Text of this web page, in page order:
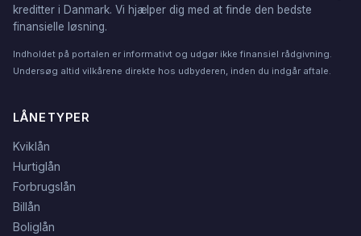
kreditter i Danmark. Vi hjælper dig med at finde den bedste
finansielle løsning.
Indholdet på portalen er informativt og udgør ikke finansiel rådgivning.
Undersøg altid vilkårene direkte hos udbyderen, inden du indgår aftale.
LÅNETYPER
Kviklån
Hurtiglån
Forbrugslån
Billån
Boliglån